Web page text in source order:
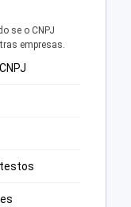
se o CNPJ
empresas.